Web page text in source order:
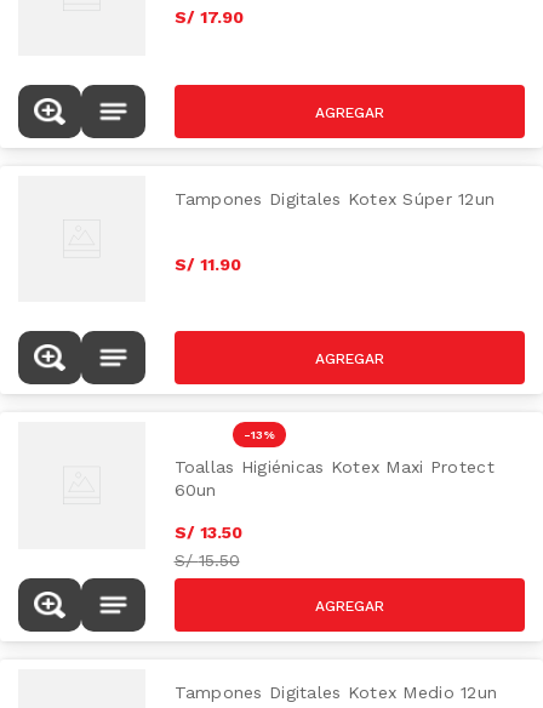
S/ 17.90
Tampones Digitales Kotex Súper 12un
S/ 11.90
-13 %
Toallas Higiénicas Kotex Maxi Protect
60un
S/ 13.50
S/15.50
Tampones Digitales Kotex Medio 12un